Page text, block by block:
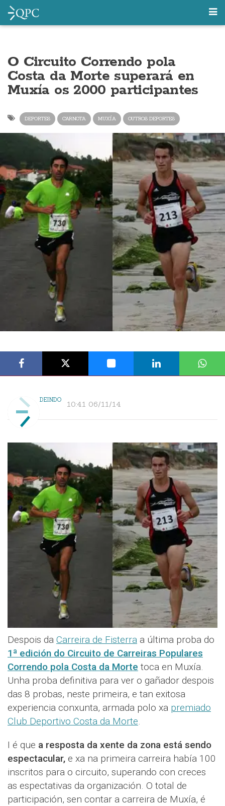
O Circuito Correndo pola
Costa da Morte superará en
Muxía os 2000 participantes
DEPORTES CARNOTA MUXÍA OUTROS DEPORTES
DEINDO 10:41 06/11/14
Despois da Carreira de Fisterra a última proba do
1ª edición do Circuito de Carreiras Populares
Correndo pola Costa da Morte toca en Muxía.
Unha proba definitiva para ver o gañador despois
das 8 probas, neste primeira, e tan exitosa
experiencia conxunta, armada polo xa premiado
Club Deportivo Costa da Morte.
I é que a resposta da xente da zona está sendo
espectacular, e xa na primeira carreira había 100
inscritos para o circuito, superando con creces
as espectativas da organización. O total de
participación, sen contar a carreira de Muxía, é